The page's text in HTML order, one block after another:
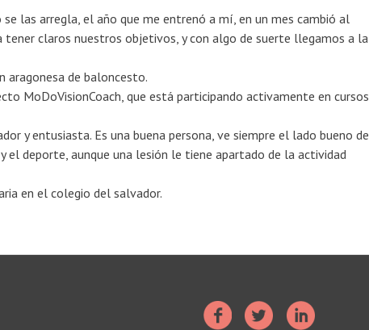
las arregla, el año que me entrenó a mí, en un mes cambió al
claros nuestros objetivos, y con algo de suerte llegamos a la
aragonesa de baloncesto.
MoDoVisionCoach, que está participando activamente en cursos
y entusiasta. Es una buena persona, ve siempre el lado bueno de
el deporte, aunque una lesión le tiene apartado de la actividad
en el colegio del salvador.